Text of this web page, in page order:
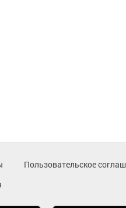
Пользовательское